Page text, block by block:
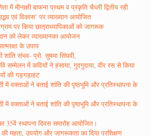
में मीनाक्षी बाफना प्रथम व प्रकृति चैधरी द्वितीय रही
एवं विकास’ पर व्याख्यान आयोजित
पर किया छात्राध्यापिकाओं को जागरूक
को लेकर व्याख्यानका आयोजन
के उपाय
संभव- प्रो. सुषमा सिंघवी,
सम्मेलन में कवियों ने हंसाया, गुदगुदाया, वीर रस से किया
की गड़गड़ाहट
में वक्ताओं ने बताई शांति की पृष्ठभूमि और प्रतिस्थापना के
में वक्ताओं ने बताई शांति की पृष्ठभूमि और प्रतिस्थापना के
35वें स्थापना दिवस समारोह आयोजित।
महता, उपयोग और जागरूकता का दिया प्रशिक्षण